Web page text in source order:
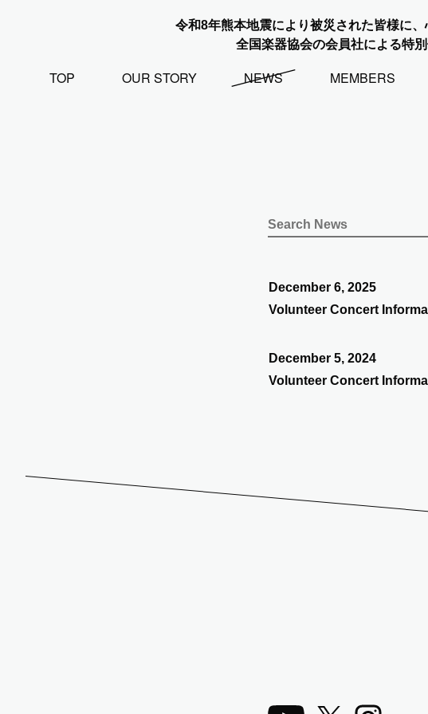
令和8年熊本地震により被災された皆様に
全国楽器協会の会員社による特
TOP OUR STORY NEWS MEMBERS
December 6, 2025
Volunteer Concert
December 5, 2024
Volunteer Concert